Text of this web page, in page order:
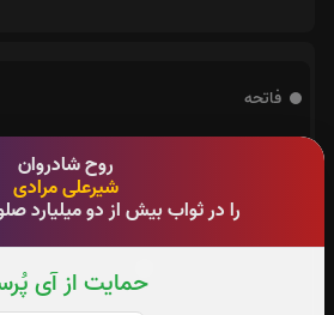
روح شادروان
شیرعلی مرادی
را در ثواب بیش از دو میلیارد
حمایت از آی
فاتحه